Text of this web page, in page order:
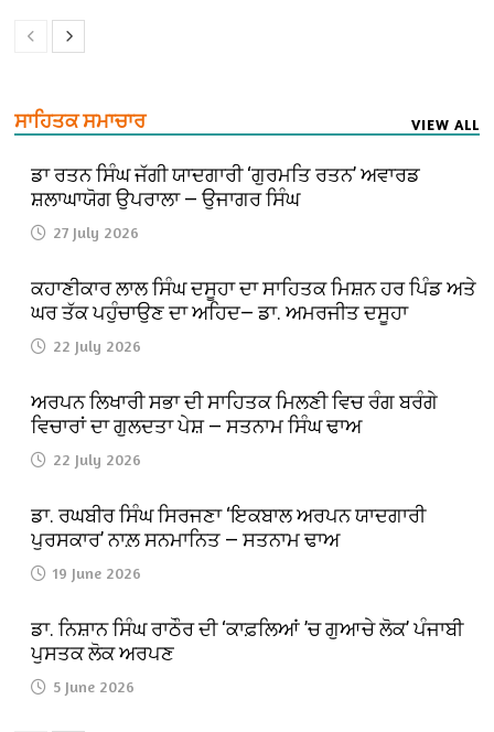
ਸਾਹਿਤਕ ਸਮਾਚਾਰ VIEW ALL
ਡਾ ਰਤਨ ਸਿੰਘ ਜੱਗੀ ਯਾਦਗਾਰੀ ‘ਗੁਰਮਤਿ ਰਤਨ’ ਅਵਾਰਡ
ਸ਼ਲਾਘਾਯੋਗ ਉਪਰਾਲਾ — ਉਜਾਗਰ ਸਿੰਘ
27 July 2026
ਕਹਾਣੀਕਾਰ ਲਾਲ ਸਿੰਘ ਦਸੂਹਾ ਦਾ ਸਾਹਿਤਕ ਮਿਸ਼ਨ ਹਰ ਪਿੰਡ ਅਤੇ
ਘਰ ਤੱਕ ਪਹੁੰਚਾਉਣ ਦਾ ਅਹਿਦ— ਡਾ. ਅਮਰਜੀਤ ਦਸੂਹਾ
22 July 2026
ਅਰਪਨ ਲਿਖਾਰੀ ਸਭਾ ਦੀ ਸਾਹਿਤਕ ਮਿਲਣੀ ਵਿਚ ਰੰਗ ਬਰੰਗੇ
ਵਿਚਾਰਾਂ ਦਾ ਗੁਲਦਤਾ ਪੇਸ਼ — ਸਤਨਾਮ ਸਿੰਘ ਢਾਅ
22 July 2026
ਡਾ. ਰਘਬੀਰ ਸਿੰਘ ਸਿਰਜਣਾ ‘ਇਕਬਾਲ ਅਰਪਨ ਯਾਦਗਾਰੀ
ਪੁਰਸਕਾਰ’ ਨਾਲ਼ ਸਨਮਾਨਿਤ — ਸਤਨਾਮ ਢਾਅ
19 June 2026
ਡਾ. ਨਿਸ਼ਾਨ ਸਿੰਘ ਰਾਠੌਰ ਦੀ ‘ਕਾਫ਼ਲਿਆਂ ’ਚ ਗੁਆਚੇ ਲੋਕ’ ਪੰਜਾਬੀ
ਪੁਸਤਕ ਲੋਕ ਅਰਪਣ
5 June 2026